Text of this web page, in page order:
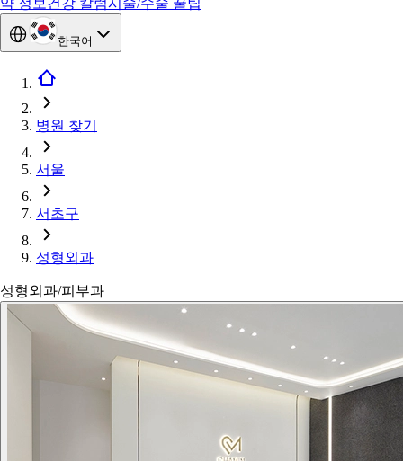
약 정보 건강 칼럼시술/수술 꿀팁
한국어
병원 찾기
서울
서초구
성형외과
성형외과/피부과